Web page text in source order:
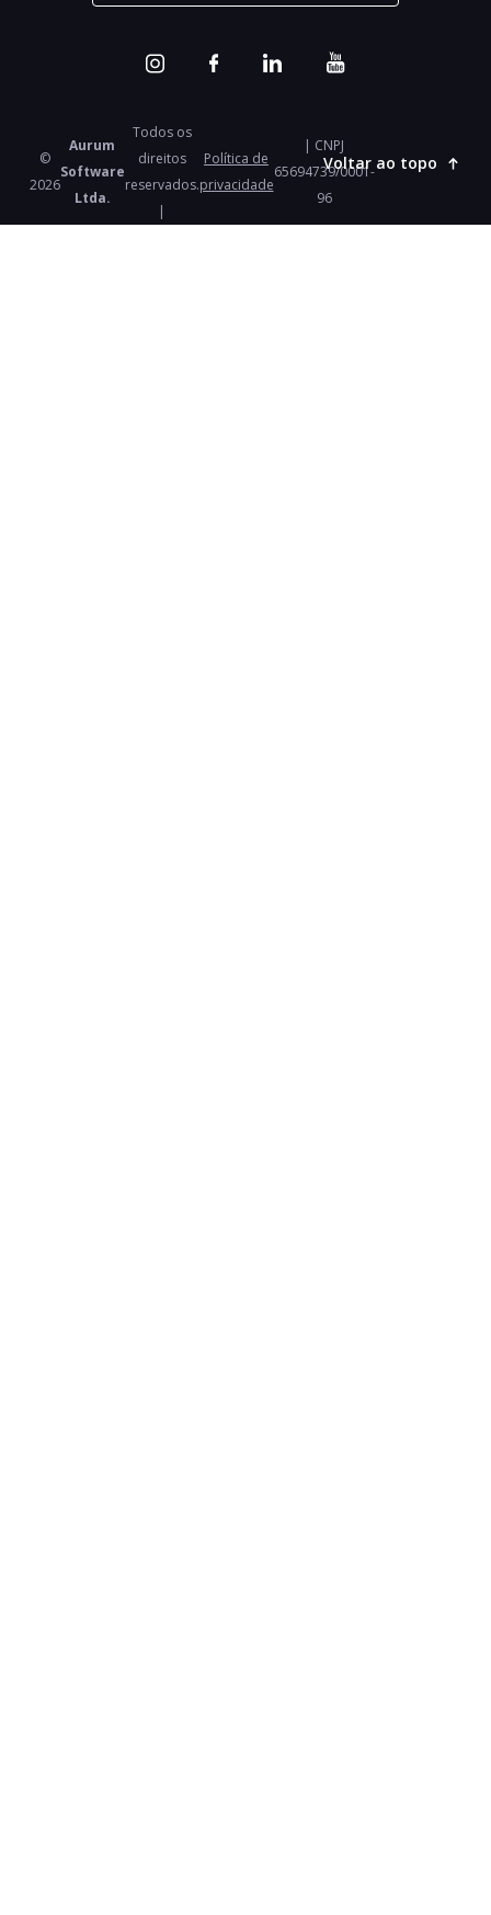
©
2026
Aurum
Software
Ltda.
Todos os
direitos
reservados.
|
Política de
privacidade
| CNPJ
65694739/0001-
96
Voltar ao topo